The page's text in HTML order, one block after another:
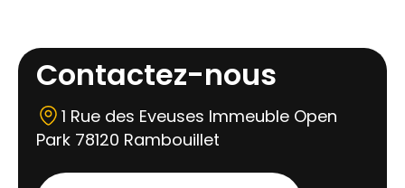
Contactez-nous
1 Rue des Eveuses Immeuble Open
Park 78120 Rambouillet